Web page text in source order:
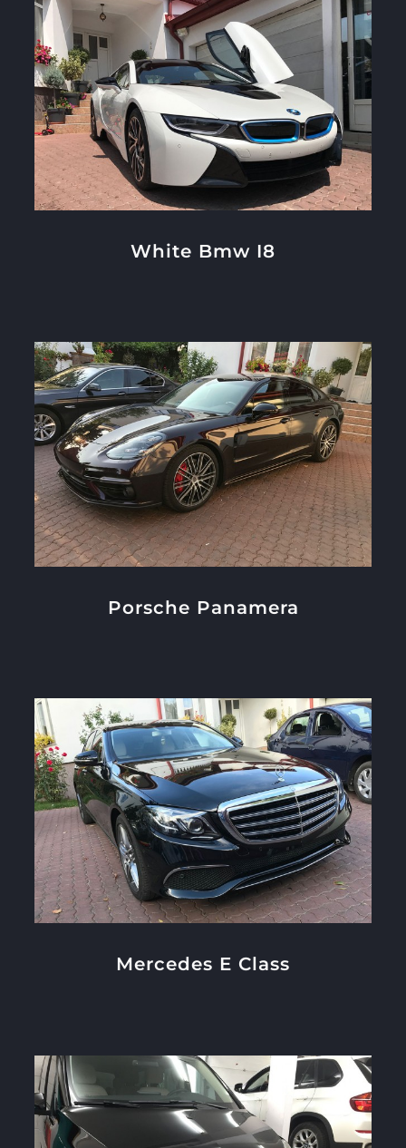
White Bmw I8
Porsche Panamera
Mercedes E Class